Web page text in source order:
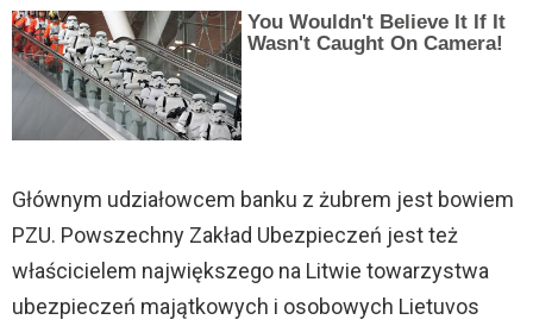
You Wouldn't Believe It If It
Wasn't Caught On Camera!
Głównym udziałowcem banku z żubrem jest bowiem
PZU. Powszechny Zakład Ubezpieczeń jest też
właścicielem największego na Litwie towarzystwa
ubezpieczeń majątkowych i osobowych Lietuvos